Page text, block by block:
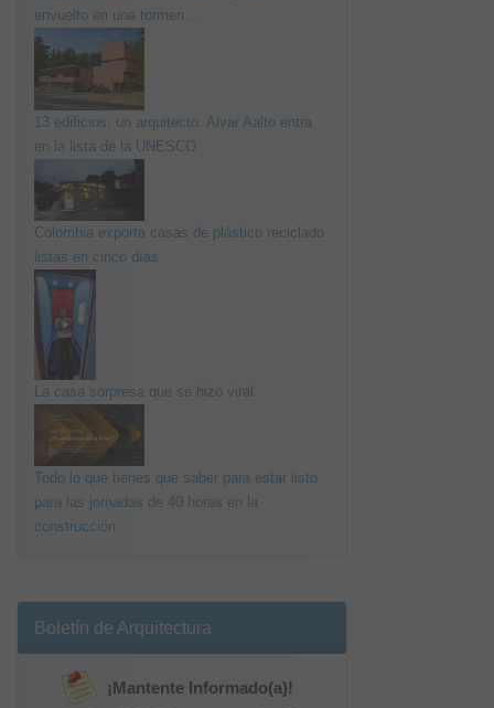
envuelto en una tormen...
13 edificios, un arquitecto: Alvar Aalto entra
en la lista de la UNESCO
Colombia exporta casas de plástico reciclado
listas en cinco días
La casa sorpresa que se hizo viral
Todo lo que tienes que saber para estar listo
para las jornadas de 40 horas en la
construcción
Boletín de Arquitectura
¡Mantente Informado(a)!